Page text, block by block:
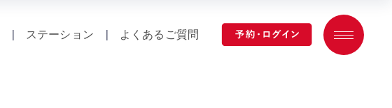
| ステーション | よくあるご質問